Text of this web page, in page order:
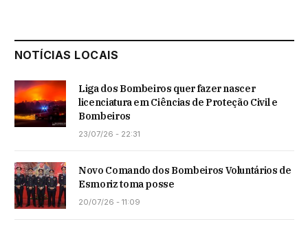
NOTÍCIAS LOCAIS
Liga dos Bombeiros quer fazer nascer
licenciatura em Ciências de Proteção Civil e
Bombeiros
23/07/26 - 22:31
Novo Comando dos Bombeiros Voluntários de
Esmoriz toma posse
20/07/26 - 11:09